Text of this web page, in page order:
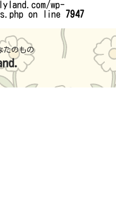
wp-
on line 7947
たのもの